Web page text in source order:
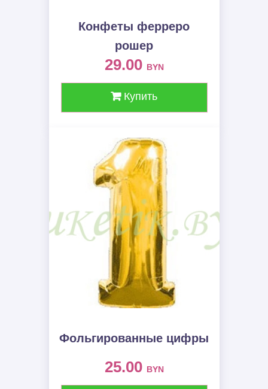
Конфеты ферреро
рошер
29.00 BYN
Купить
Фольгированные цифры
25.00 BYN